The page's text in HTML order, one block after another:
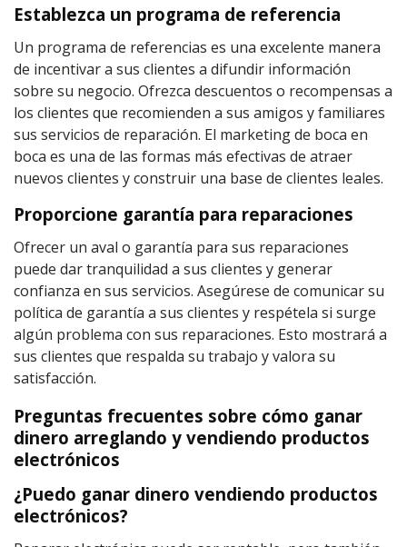
Establezca un programa de referencia
Un programa de referencias es una excelente manera
de incentivar a sus clientes a difundir información
sobre su negocio. Ofrezca descuentos o recompensas a
los clientes que recomienden a sus amigos y familiares
sus servicios de reparación. El marketing de boca en
boca es una de las formas más efectivas de atraer
nuevos clientes y construir una base de clientes leales.
Proporcione garantía para reparaciones
Ofrecer un aval o garantía para sus reparaciones
puede dar tranquilidad a sus clientes y generar
confianza en sus servicios. Asegúrese de comunicar su
política de garantía a sus clientes y respétela si surge
algún problema con sus reparaciones. Esto mostrará a
sus clientes que respalda su trabajo y valora su
satisfacción.
Preguntas frecuentes sobre cómo ganar
dinero arreglando y vendiendo productos
electrónicos
¿Puedo ganar dinero vendiendo productos
electrónicos?